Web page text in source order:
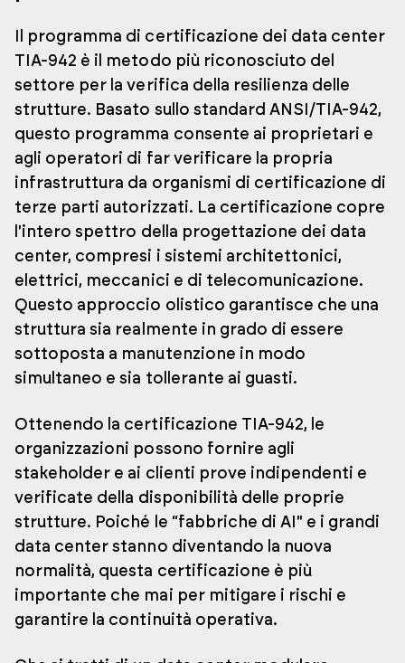
Il programma di certificazione dei data center
TIA-942 è il metodo più riconosciuto del
settore per la verifica della resilienza delle
strutture. Basato sullo standard ANSI/TIA-942,
questo programma consente ai proprietari e
agli operatori di far verificare la propria
infrastruttura da organismi di certificazione di
terze parti autorizzati. La certificazione copre
l'intero spettro della progettazione dei data
center, compresi i sistemi architettonici,
elettrici, meccanici e di telecomunicazione.
Questo approccio olistico garantisce che una
struttura sia realmente in grado di essere
sottoposta a manutenzione in modo
simultaneo e sia tollerante ai guasti.
Ottenendo la certificazione TIA-942, le
organizzazioni possono fornire agli
stakeholder e ai clienti prove indipendenti e
verificate della disponibilità delle proprie
strutture. Poiché le “fabbriche di AI" e i grandi
data center stanno diventando la nuova
normalità, questa certificazione è più
importante che mai per mitigare i rischi e
garantire la continuità operativa.